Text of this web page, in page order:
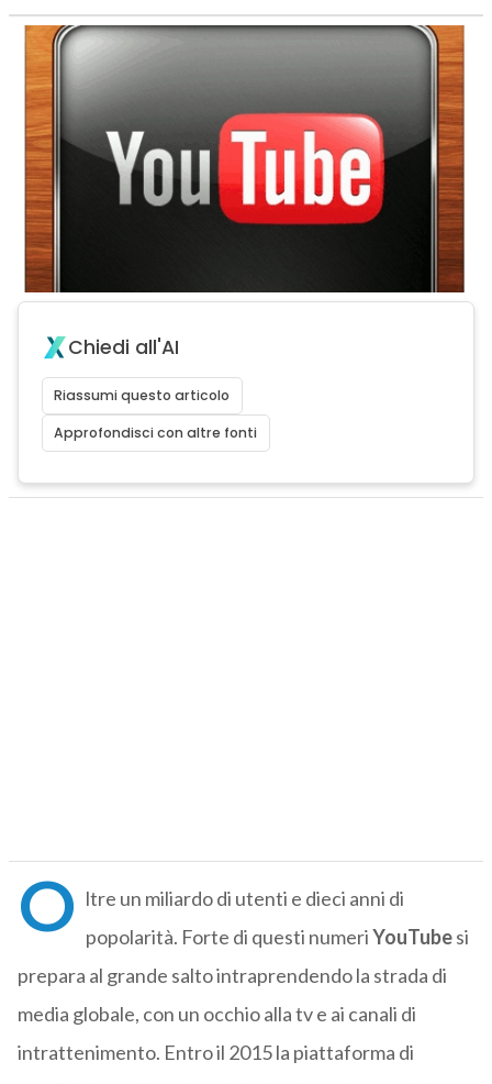
Chiedi all'AI
Riassumi questo articolo
Approfondisci con altre fonti
O ltre un miliardo di utenti e dieci anni di
popolarità. Forte di questi numeriYouTubesi
prepara al grande salto intraprendendo la strada di
media globale, con un occhio alla tv e ai canali di
intrattenimento. Entro il 2015 la piattaforma di